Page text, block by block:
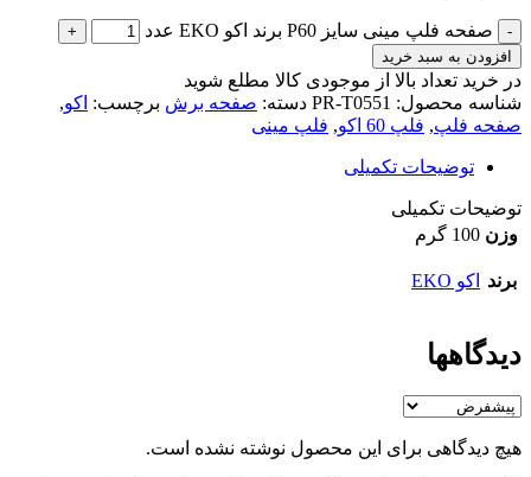
صفحه فلپ مینی سایز P60 برند اکو EKO عدد
افزودن به سبد خرید
در خرید تعداد بالا از موجودی کالا مطلع شوید
شناسه محصول: PR-T0551 دسته: صفحه برش برچسب: اکو,
صفحه فلپ, فلپ 60 اکو , فلپ مینی
توضیحات تکمیلی
توضیحات تکمیلی
وزن 100 گرم
برند اکو EKO
دیدگاهها
هیچ دیدگاهی برای این محصول نوشته نشده است.